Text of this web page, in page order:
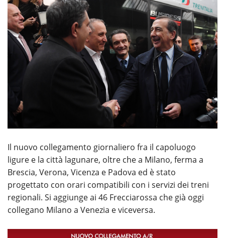
Il nuovo collegamento giornaliero fra il capoluogo
ligure e la città lagunare, oltre che a Milano, ferma a
Brescia, Verona, Vicenza e Padova ed è stato
progettato con orari compatibili con i servizi dei treni
regionali. Si aggiunge ai 46 Frecciarossa che già oggi
collegano Milano a Venezia e viceversa.